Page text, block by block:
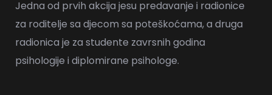
Jedna od prvih akcija jesu predavanje i radionice
za roditelje sa djecom sa poteškoćama, a druga
radionica je za studente zavrsnih godina
psihologije i diplomirane psihologe.